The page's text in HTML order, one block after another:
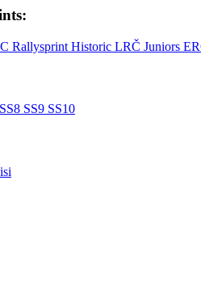
Rallysprint Historic LRČ Juniors
SS8 SS9 SS10